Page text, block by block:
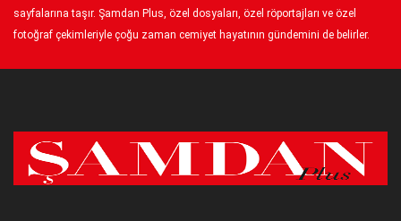
sayfalarına taşır. Şamdan Plus, özel dosyaları, özel röportajları ve özel
fotoğraf çekimleriyle çoğu zaman cemiyet hayatının gündemini de belirler.